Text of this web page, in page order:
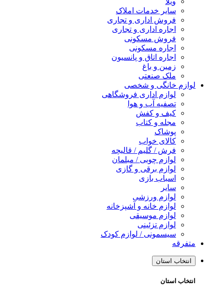
سایر خدمات املاک
فروش اداری و تجاری
اجاره اداری و تجاری
فروش مسکونی
اجاره مسکونی
اجاره اتاق و پانسیون
زمین و باغ
ملک صنعتی
لوازم خانگی و شخصی
لوازم اداری فروشگاهی
تصفیه آب و هوا
کیف و کفش
مجله و کتاب
پوشاک
کالای خواب
فرش / گلیم / قالیچه
لوازم چوبی / مبلمان
لوازم برقی و گازی
اسباب بازی
سایر
لوازم ورزشی
لوازم خانه و آشپزخانه
لوازم موسیقی
لوازم تزئینی
سیسمونی / لوازم کودک
متفرقه
انتخاب استان
انتخاب استان